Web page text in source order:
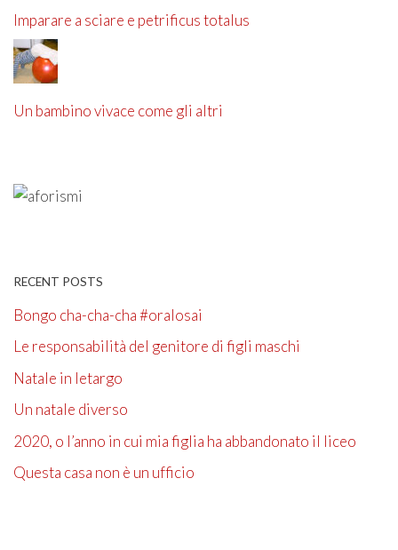
Imparare a sciare e petrificus totalus
Un bambino vivace come gli altri
RECENT POSTS
Bongo cha-cha-cha #oralosai
Le responsabilità del genitore di figli maschi
Natale in letargo
Un natale diverso
2020, o l’anno in cui mia figlia ha abbandonato il liceo
Questa casa non è un ufficio